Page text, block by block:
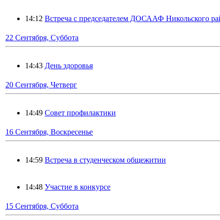
14:12 Встреча с председателем ДОСААФ Никольского
22 Сентября, Суббота
14:43 День здоровья
20 Сентября, Четверг
14:49 Совет профилактики
16 Сентября, Воскресенье
14:59 Встреча в студенческом общежитии
14:48 Участие в конкурсе
15 Сентября, Суббота